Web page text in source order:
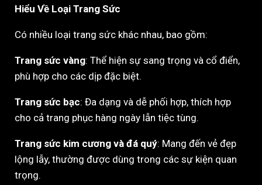
Hiểu Về Loại Trang Sức
Có nhiều loại trang sức khác nhau, bao gồm:
Trang sức vàng: Thể hiện sự sang trọng và cổ điển,
phù hợp cho các dịp đặc biệt.
Trang sức bạc: Đa dạng và dễ phối hợp, thích hợp
cho cả trang phục hàng ngày lẫn tiệc tùng.
Trang sức kim cương và đá quý: Mang đến vẻ đẹp
lộng lẫy, thường được dùng trong các sự kiện quan
trọng.